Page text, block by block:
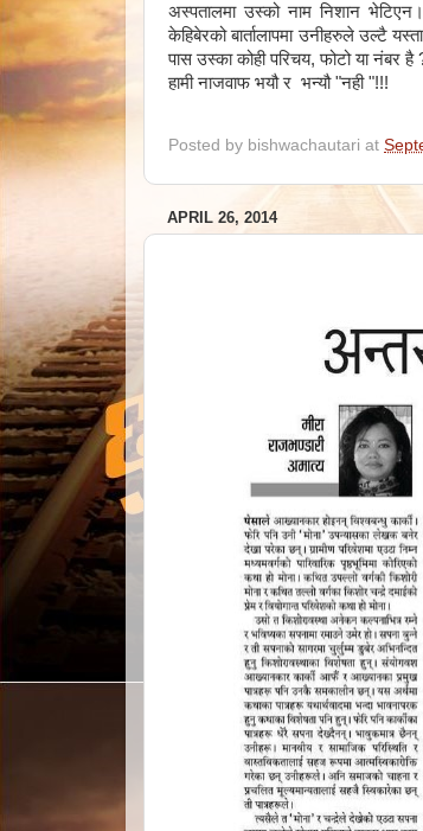
अस्पतालमा उस्को नाम निशान
केहिबेरको बार्तालापमा उनीहरुले उल्टै
पास उस्का कोही परिचय, फोटो या नंबर है
हामी नाजवाफ भयौ र भन्यौ "नही "!!!
Posted by bishwachautari at
APRIL 26, 2014